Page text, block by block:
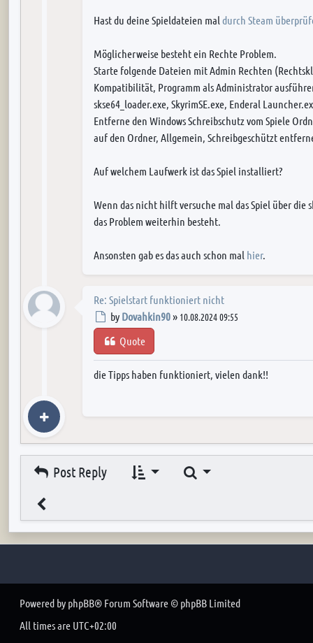
Hast du deine Spieldateien mal durch Steam
Möglicherweise besteht ein Rechte Problem.
Starte folgende Dateien mit Admin Rechten
Kompatibilität, Programm als Administrator
skse64_loader.exe, SkyrimSE.exe, Enderal
Entferne den Windows Schreibschutz vom Spiele
auf den Ordner, Allgemein, Schreibgeschützt
Auf welchem Laufwerk ist das Spiel installiert?
Wenn das nicht hilft versuche mal das Spiel über die
das Problem weiterhin besteht.
Ansonsten gab es das auch schon mal hier.
Re: Spielstart funktioniert nicht
Post
by Dovahkin90» 10.08.2024 09:55
Quote
die Tipps haben funktioniert, vielen dank!!
Post Reply Search
Powered by phpBB® Forum Software © phpBB Limited
All times are UTC+02:00